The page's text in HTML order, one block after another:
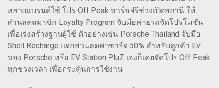
หลายแบรนด์ใช้ โปร Off Peak ชาร์จฟรีช่วงเปิดสถานี ให้
ส่วนลดสมาชิก Loyalty Program จับมือค่ายรถจัดโปรโมชั่น
เพื่อเร่งสร้างฐานผู้ใช้ ตัวอย่างเช่น Porsche Thailand จับมือ
Shell Recharge แจกส่วนลดค่าชาร์จ 50% สำหรับลูกค้า EV
ของ Porsche หรือ EV Station PluZ เองก็เคยจัดโปร Off Peak
ทุกช่วงเวลา เพื่อกระตุ้นการใช้งาน